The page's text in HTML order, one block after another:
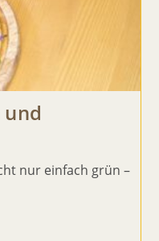
nur einfach grün –